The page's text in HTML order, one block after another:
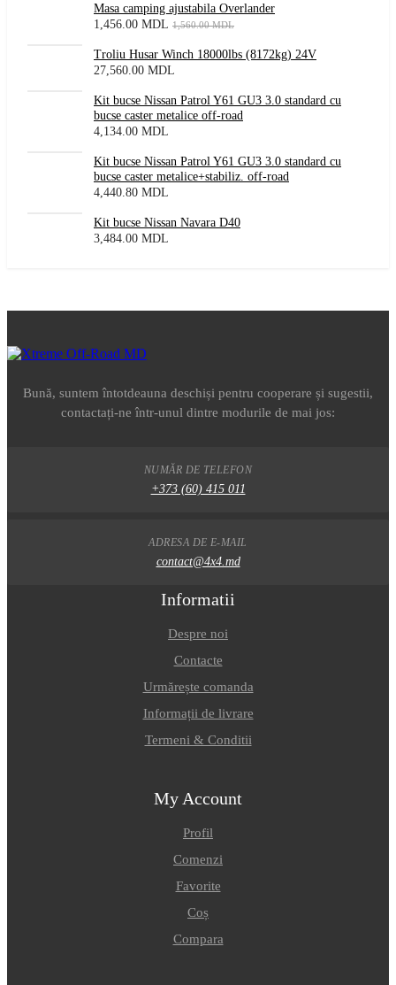
Masa camping ajustabila Overlander
1,456.00 MDL 1,560.00MDL
Troliu Husar Winch 18000lbs (8172kg) 24V
27,560.00 MDL
Kit bucse Nissan Patrol Y61 GU3 3.0 standard cu
bucse caster metalice off-road
4,134.00 MDL
Kit bucse Nissan Patrol Y61 GU3 3.0 standard cu
bucse caster metalice+stabiliz. off-road
4,440.80 MDL
Kit bucse Nissan Navara D40
3,484.00 MDL
Bună, suntem întotdeauna deschiși pentru cooperare și sugestii,
contactați-ne într-unul dintre modurile de mai jos:
NUMĂR DE TELEFON
+373 (60) 415 011
ADRESA DE E-MAIL
contact@4x4.md
Informatii
Despre noi
Contacte
Urmărește comanda
Informații de livrare
Termeni & Conditii
My Account
Profil
Comenzi
Favorite
Coș
Compara